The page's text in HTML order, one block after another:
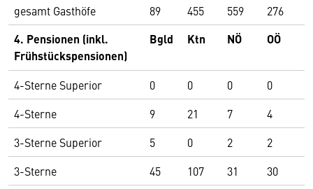
gesamt Gasthöfe
89 455 559 276
4. Pensionen (inkl.
Frühstückspensionen)
Bgld Ktn NÖ OÖ
4-Sterne Superior 0 0 0 0
4-Sterne
9 21 7 4
3-Sterne Superior
5 0 2 2
3-Sterne
45 107 31 30